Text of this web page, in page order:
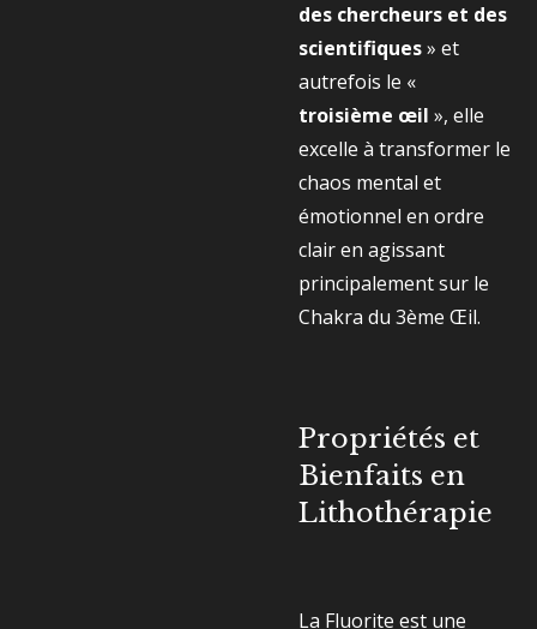
des chercheurs et des
scientifiques» et
autrefois le «
troisième œil », elle
excelle à transformer le
chaos mental et
émotionnel en ordre
clair en agissant
principalement sur le
Chakra du 3ème Œil.
Propriétés et
Bienfaits en
Lithothérapie
La Fluorite est une